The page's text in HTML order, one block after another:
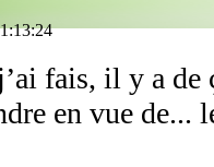
fais, il y a de
en vue de...